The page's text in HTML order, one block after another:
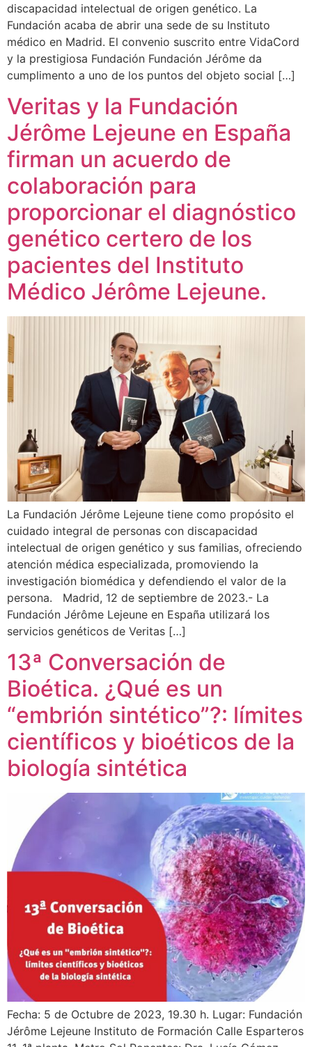
discapacidad intelectual de origen genético. La
Fundación acaba de abrir una sede de su Instituto
médico en Madrid. El convenio suscrito entre VidaCord
y la prestigiosa Fundación Fundación Jérôme da
cumplimento a uno de los puntos del objeto social […]
Veritas y la Fundación
Jérôme Lejeune en España
firman un acuerdo de
colaboración para
proporcionar el diagnóstico
genético certero de los
pacientes del Instituto
Médico Jérôme Lejeune.
La Fundación Jérôme Lejeune tiene como propósito el
cuidado integral de personas con discapacidad
intelectual de origen genético y sus familias, ofreciendo
atención médica especializada, promoviendo la
investigación biomédica y defendiendo el valor de la
persona. Madrid, 12 de septiembre de 2023.- La
Fundación Jérôme Lejeune en España utilizará los
servicios genéticos de Veritas […]
13ª Conversación de
Bioética. ¿Qué es un
“embrión sintético”?: límites
científicos y bioéticos de la
biología sintética
Fecha: 5 de Octubre de 2023, 19.30 h. Lugar: Fundación
Jérôme Lejeune Instituto de Formación Calle Esparteros